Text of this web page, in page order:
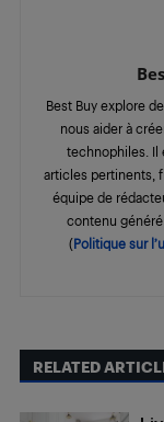
Best Buy explore
nous aider à
technophiles. Il
articles pertinents,
équipe de
contenu généré
(Politique sur
RELATED